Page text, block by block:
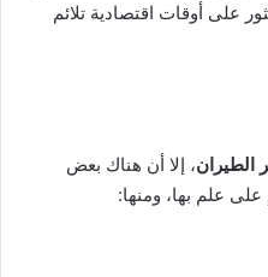
على أوقات اقتصادية تلائم
الطيران، إلا أن هناك بعض
علم بها، ومنها: